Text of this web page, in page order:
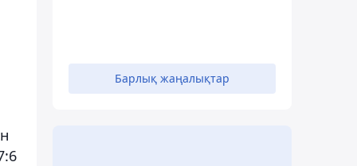
Барлық жаңалықтар